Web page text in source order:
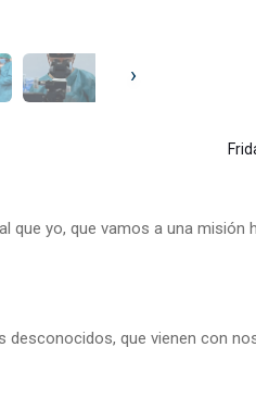
›
yo, que vamos a una misión
que vienen con